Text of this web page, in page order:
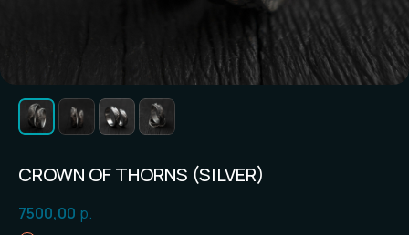
CROWN OF THORNS (SILVER)
7500,00 р.